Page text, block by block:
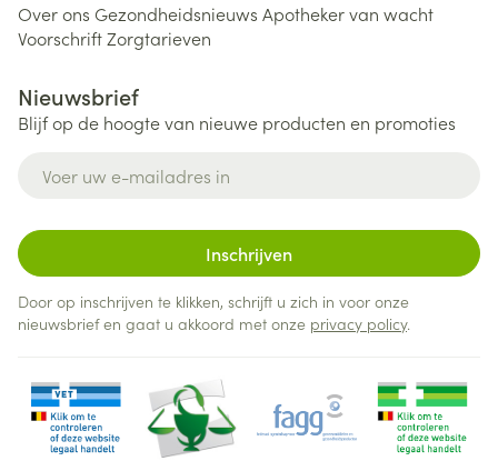
Over ons Gezondheidsnieuws Apotheker van wacht
VoorschriftZorgtarieven
Nieuwsbrief
Blijf op de hoogte van nieuwe producten en promoties
Inschrijven
Door op inschrijven te klikken, schrijft u zich in voor onze
nieuwsbrief en gaat u akkoord met onze privacy policy.